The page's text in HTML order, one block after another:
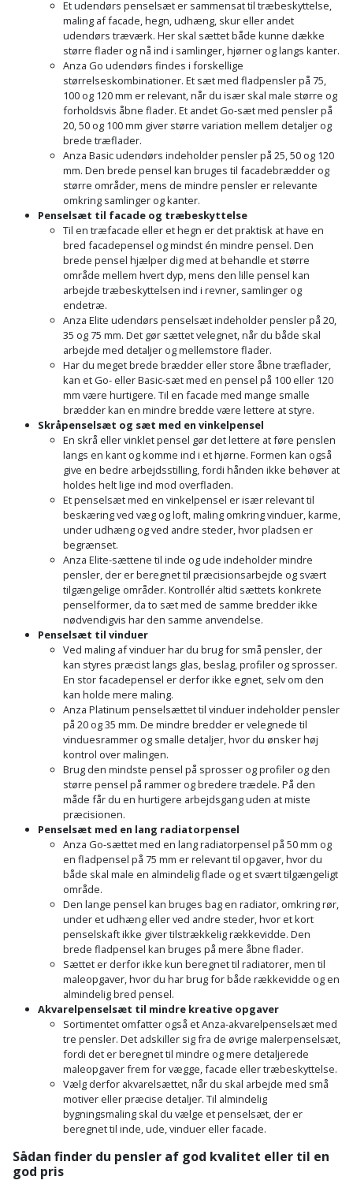
Soldater
teleskopstøtte
Stålbørste
Stemmejern
Stillads
Tænger
Tagpapbrænder
Tapetværktøj
Tommestok
Tømrervinkel
aftrækker
Værktøjskasse
opbevaring
Værktøjssæt
Vaterpas
Mejselhammer
Multicutter
Multicuttertilbehør
Multisliber
Nedbrydningshammer
Overfræser
Overfræsertilbehør
Polermaskine
Rillefræser
Røreværk
Rotationslaser
Rundsav
Rundsavsklinge
Rystepudser
Rystepudsertilbehør
Slagboremaskine
Slagnøgle
Slagnøgletilbehør
Slagskruetrækker
Slibemaskine
Sømpistol
Sømpistoltilbehør
Spånsuger
Stiftepistol
Stiksav
Stiksavsklinge
Støvblæser
Støvsugertilbehør
Svejseværk
svejsemaskine
Tagpladeværktøj
Trekantsliber
Presenning
Redskabsskur
Rengøring
Shelter
Sikkerhed
hjemmet
Skadedyrsbekæmpelse
Skraldespandsskjuler
Skydelåge
Støttemur
Støvsuger
Strygejern
Terrassevarmer
Tømidler
Tørrestativ
Trappevanger
Udebruser
afskærmning
Varmepumpeskjuler
Et udendørs penselsæt er sammensat til træbeskyttelse,
maling af facade, hegn, udhæng, skur eller andet
udendørs træværk. Her skal sættet både kunne dække
større flader og nå ind i samlinger, hjørner og langs kanter.
Anza Go udendørs findes i forskellige
størrelseskombinationer. Et sæt med fladpensler på 75,
100 og 120 mm er relevant, når du især skal male større og
forholdsvis åbne flader. Et andet Go-sæt med pensler på
20, 50 og 100 mm giver større variation mellem detaljer og
brede træflader.
Anza Basic udendørs indeholder pensler på 25, 50 og 120
mm. Den brede pensel kan bruges til facadebrædder og
større områder, mens de mindre pensler er relevante
omkring samlinger og kanter.
Penselsæt til facade og træbeskyttelse
Til en træfacade eller et hegn er det praktisk at have en
bred facadepensel og mindst én mindre pensel. Den
brede pensel hjælper dig med at behandle et større
område mellem hvert dyp, mens den lille pensel kan
arbejde træbeskyttelsen ind i revner, samlinger og
endetræ.
Anza Elite udendørs penselsæt indeholder pensler på 20,
35 og 75 mm. Det gør sættet velegnet, når du både skal
arbejde med detaljer og mellemstore flader.
Har du meget brede brædder eller store åbne træflader,
kan et Go- eller Basic-sæt med en pensel på 100 eller 120
mm være hurtigere. Til en facade med mange smalle
brædder kan en mindre bredde være lettere at styre.
Skråpenselsæt og sæt med en vinkelpensel
En skrå eller vinklet pensel gør det lettere at føre penslen
langs en kant og komme ind i et hjørne. Formen kan også
give en bedre arbejdsstilling, fordi hånden ikke behøver at
holdes helt lige ind mod overfladen.
Et penselsæt med en vinkelpensel er især relevant til
beskæring ved væg og loft, maling omkring vinduer, karme,
under udhæng og ved andre steder, hvor pladsen er
begrænset.
Anza Elite-sættene til inde og ude indeholder mindre
pensler, der er beregnet til præcisionsarbejde og svært
tilgængelige områder. Kontrollér altid sættets konkrete
penselformer, da to sæt med de samme bredder ikke
nødvendigvis har den samme anvendelse.
Penselsæt til vinduer
Ved maling af vinduer har du brug for små pensler, der
kan styres præcist langs glas, beslag, profiler og sprosser.
En stor facadepensel er derfor ikke egnet, selv om den
kan holde mere maling.
Anza Platinum penselsættet til vinduer indeholder pensler
på 20 og 35 mm. De mindre bredder er velegnede til
vinduesrammer og smalle detaljer, hvor du ønsker høj
kontrol over malingen.
Brug den mindste pensel på sprosser og profiler og den
større pensel på rammer og bredere trædele. På den
måde får du en hurtigere arbejdsgang uden at miste
præcisionen.
Penselsæt med en lang radiatorpensel
Anza Go-sættet med en lang radiatorpensel på 50 mm og
en fladpensel på 75 mm er relevant til opgaver, hvor du
både skal male en almindelig flade og et svært tilgængeligt
område.
Den lange pensel kan bruges bag en radiator, omkring rør,
under et udhæng eller ved andre steder, hvor et kort
penselskaft ikke giver tilstrækkelig rækkevidde. Den
brede fladpensel kan bruges på mere åbne flader.
Sættet er derfor ikke kun beregnet til radiatorer, men til
maleopgaver, hvor du har brug for både rækkevidde og en
almindelig bred pensel.
Akvarelpenselsæt til mindre kreative opgaver
Sortimentet omfatter også et Anza-akvarelpenselsæt med
tre pensler. Det adskiller sig fra de øvrige malerpenselsæt,
fordi det er beregnet til mindre og mere detaljerede
maleopgaver frem for vægge, facade eller træbeskyttelse.
Vælg derfor akvarelsættet, når du skal arbejde med små
motiver eller præcise detaljer. Til almindelig
bygningsmaling skal du vælge et penselsæt, der er
beregnet til inde, ude, vinduer eller facade.
Sådan finder du pensler af god kvalitet eller til en
god pris